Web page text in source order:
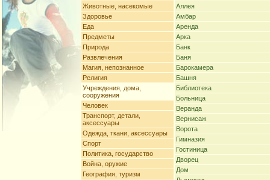
Животные, насекомые
Здоровье
Еда
Предметы
Природа
Развлечения
Магия, непознанное
Религия
Учреждения, дома,
сооружения
Человек
Транспорт, детали,
аксессуары
Одежда, ткани, аксессуары
Спорт
Политика, государство
Война, оружие
География, туризм
Аллея
Амбар
Аренда
Арка
Банк
Баня
Барокамера
Башня
Библиотека
Больница
Веранда
Вернисаж
Ворота
Гимназия
Гостиница
Дворец
Дом